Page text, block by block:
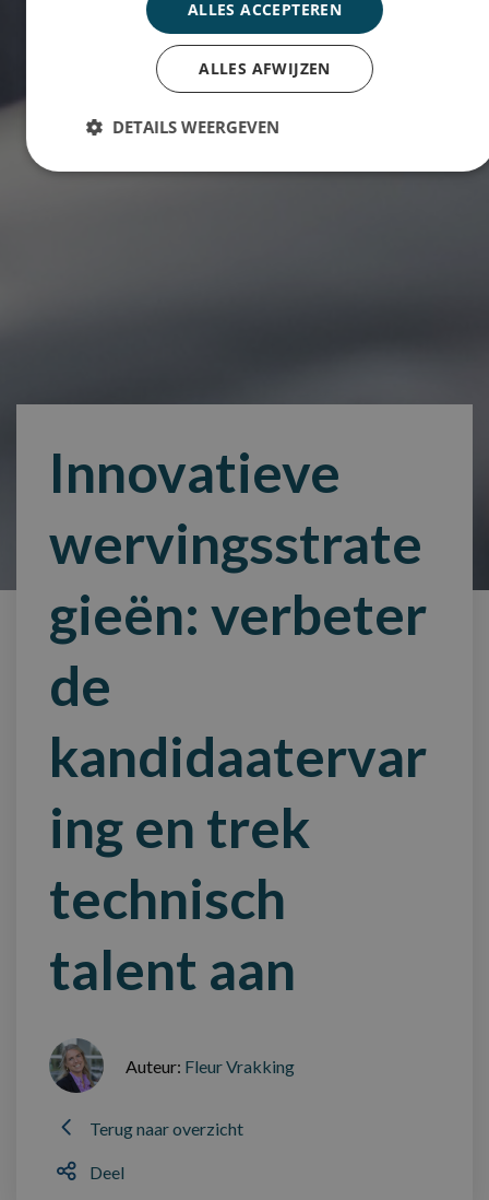
Innovatieve
wervingsstrate
gieën: verbeter
de
kandidaatervar
ing en trek
technisch
talent aan
Auteur: Fleur Vrakking
Terug naar overzicht
Deel
ALLES ACCEPTEREN
ALLES AFWIJZEN
DETAILS WEERGEVEN